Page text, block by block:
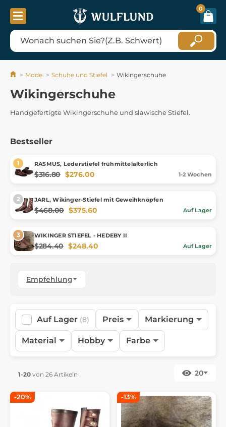
0
Mode Schuhe und Stiefel Wikingerschuhe
Wikingerschuhe
Handgefertigte Wikingerschuhe und slawische Stiefel.
Bestseller
RASMUS, Lederstiefel frühmittelalterlich
$316.80 $276.00 1-2 Wochen
JARL, Wikinger-Stiefel mit Geweihknöpfen
$468.00 $375.60 Auf Lager
WIKINGER STIEFEL - HEDEBY II
$284.40 $248.40 Auf Lager
Empfehlung
Auf Lager (8) Preis Markierung
Material Hobby Farbe
1-20 von 26 Artikeln 20
-20% -13%